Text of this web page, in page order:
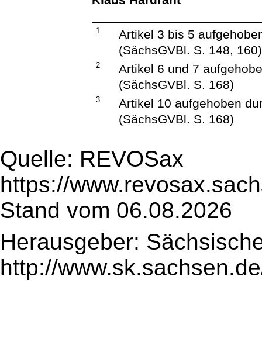
1
Artikel 3 bis 5
(SächsGVBl. S. 148, 160)
2
Artikel 6 und 7
(SächsGVBl. S. 168)
3
Artikel 10 aufgehoben
(SächsGVBl. S. 168)
Quelle: REVOSax
https://
Stand vom 06.08.2026
Herausgeber:
http://